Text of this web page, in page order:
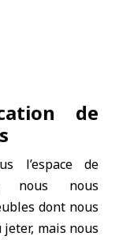
de
l’espace de
nous nous
dont nous
mais nous